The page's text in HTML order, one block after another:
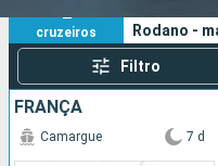
2
cruzeiros
Rodano -
Filtro
FRANÇA
Camargue 7 d